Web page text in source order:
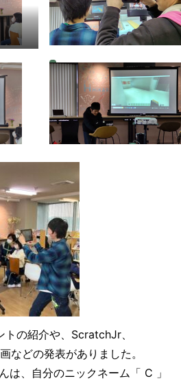
の紹介や、ScratchJr、
などの発表がありました。
は、自分のニックネーム「 C 」